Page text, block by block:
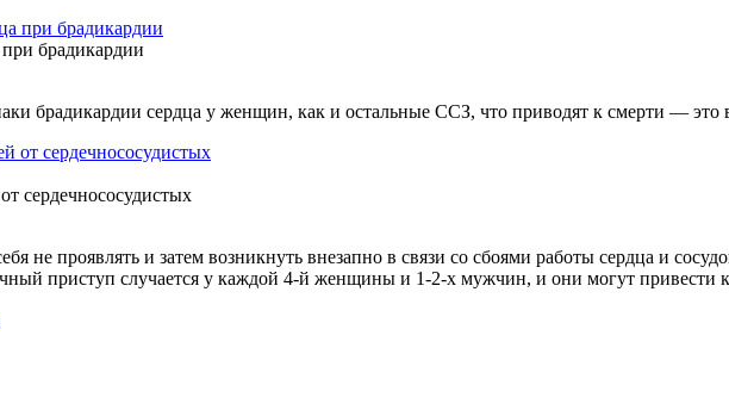
брадикардии
брадикардии сердца у женщин, как и остальные ССЗ, что приводят к смерти — это
сердечнососудистых
не проявлять и затем возникнуть внезапно в связи со сбоями работы сердца и
приступ случается у каждой 4-й женщины и 1-2-х мужчин, и они могут привести к